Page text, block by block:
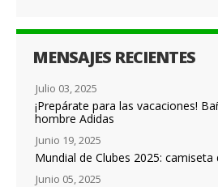
MENSAJES RECIENTES
Julio 03, 2025
¡Prepárate para las vacaciones!
hombre Adidas
Junio 19, 2025
Mundial de Clubes 2025: camiseta
Junio 05, 2025